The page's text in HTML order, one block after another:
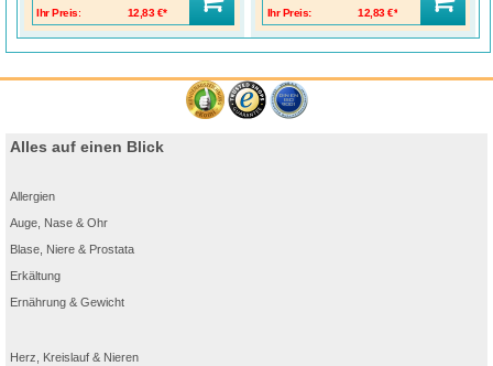
Ihr Preis:
12,83 €*
Ihr Preis:
12,83 €*
Alles auf einen Blick
Allergien
Auge, Nase & Ohr
Blase, Niere & Prostata
Erkältung
Ernährung & Gewicht
Herz, Kreislauf & Nieren